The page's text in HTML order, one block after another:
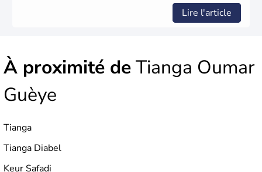
Lire l'article
À proximité deTianga Oumar
Guèye
Tianga
Tianga Diabel
Keur Safadi